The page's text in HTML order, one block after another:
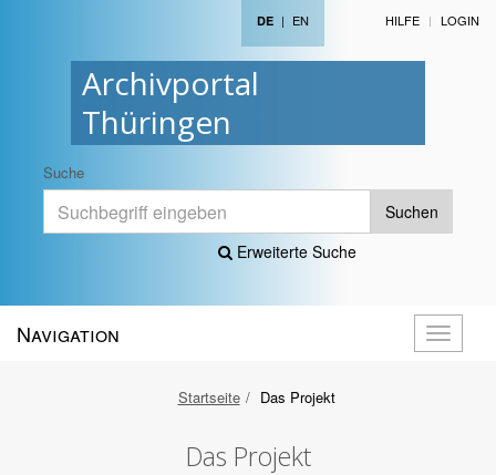
Archivportal
Thüringen
DE | EN HILFE LOGIN
Suche
Suchen
Erweiterte Suche
öffnen
Navigation
Startseite Das Projekt
Das Projekt